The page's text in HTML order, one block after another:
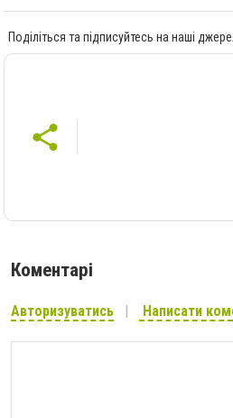
Поділіться та підписуйтесь на наші
Коментарі
Авторизуватись Написати